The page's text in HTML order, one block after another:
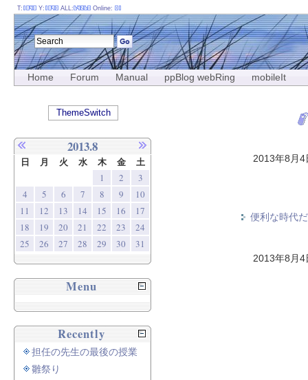
Home Forum Manual ppBlog webRing mobileIt
2013年8月
便利な時代
2013年8月
T: Y: ALL: Online:
ThemeSwitch
2013.8
日 月 火 水 木 金 土
1 2
3
4
5 6 7 8 9
10
11
12 13 14 15 16
17
18
19 20 21 22 23
24
25
26 27 28 29 30 31
Menu
Recently
担任の先生の最後の授業
雛祭り